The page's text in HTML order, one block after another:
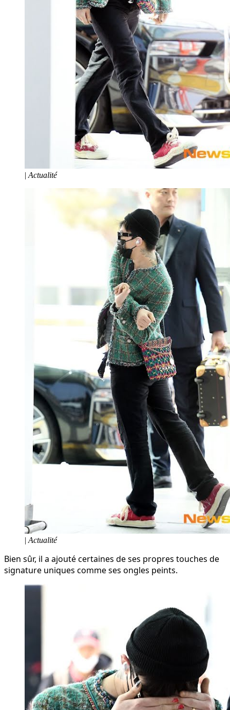
| Actualité
| Actualité
Bien sûr, il a ajouté certaines de ses propres touches de
signature uniques comme ses ongles peints.